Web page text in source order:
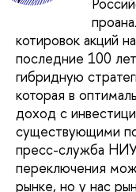
котировок акций
последние 100
гибридную
которая в
доход с
существующими
пресс-служба
переключения
рынке, но у нас